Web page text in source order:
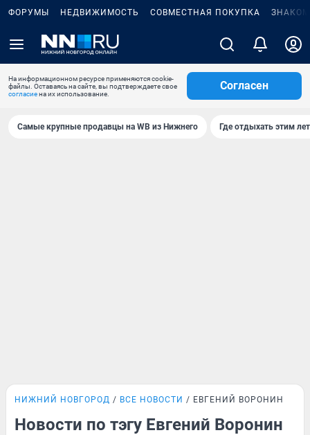
ФОРУМЫ НЕДВИЖИМОСТЬ СОВМЕСТНАЯ ПОКУПКА
На информационном ресурсе применяются cookie-
файлы. Оставаясь на сайте, вы подтверждаете свое
согласиена их использование.
Согласен
Самые крупные продавцы на WB из Нижнего Где отдыхать этим
НИЖНИЙ НОВГОРОД ВСЕ НОВОСТИ ЕВГЕНИЙ ВОРОНИН
Новости по тэгу Евгений Воронин